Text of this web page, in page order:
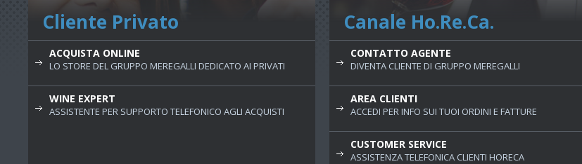
Cliente Privato
ACQUISTA ONLINE
LO STORE DEL GRUPPO MEREGALLI DEDICATO AI PRIVATI
WINE EXPERT
ASSISTENTE PER SUPPORTO TELEFONICO AGLI ACQUISTI
Canale Ho.Re.Ca.
CONTATTO AGENTE
DIVENTA CLIENTE DI GRUPPO MEREGALLI
AREA CLIENTI
ACCEDI PER INFO SUI TUOI ORDINI E FATTURE
CUSTOMER SERVICE
ASSISTENZA TELEFONICA CLIENTI HORECA